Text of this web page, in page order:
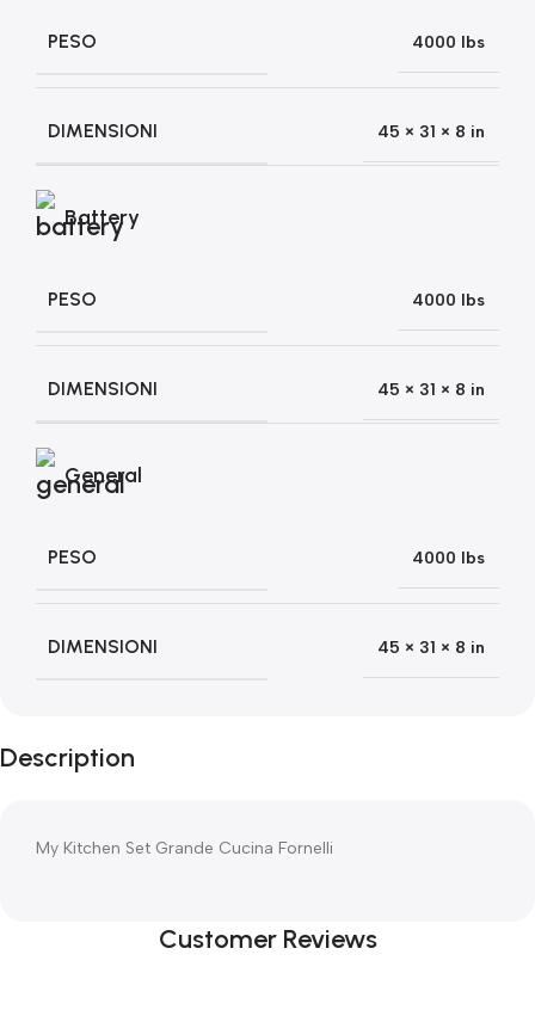
PESO 4000 lbs
DIMENSIONI 45 × 31 × 8 in
Battery
PESO 4000 lbs
DIMENSIONI 45 × 31 × 8 in
General
PESO 4000 lbs
DIMENSIONI 45 × 31 × 8 in
Description
My Kitchen Set Grande Cucina Fornelli
Customer Reviews